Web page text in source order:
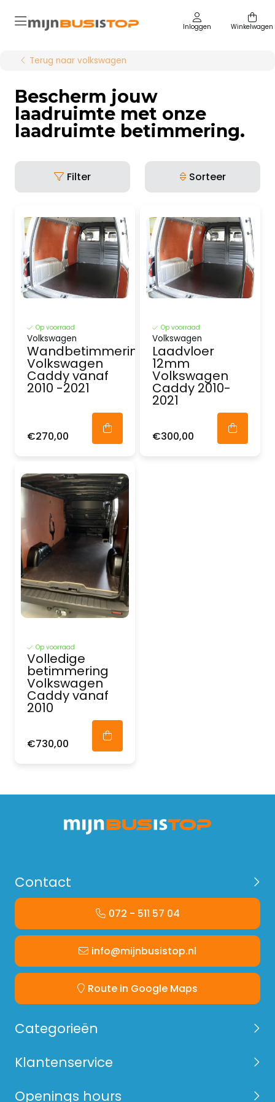
Inloggen Winkelwagen
Terug naar volkswagen
Bescherm jouw
laadruimte met onze
laadruimte betimmering.
Filter Sorteer
Op voorraad
Volkswagen
Wandbetimmering
Volkswagen
Caddy vanaf
2010 -2021
€270,00
Op voorraad
Volkswagen
Laadvloer
12mm
Volkswagen
Caddy 2010-
2021
€300,00
Op voorraad
Volledige
betimmering
Volkswagen
Caddy vanaf
2010
€730,00
Contact
072 - 511 57 04
info@mijnbusistop.nl
Route in Google Maps
Categorieën
Klantenservice
Openings hours